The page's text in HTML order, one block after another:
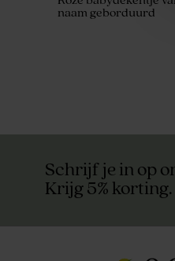
naam geborduurd
Schrijf je in op
Krijg 5% korting.